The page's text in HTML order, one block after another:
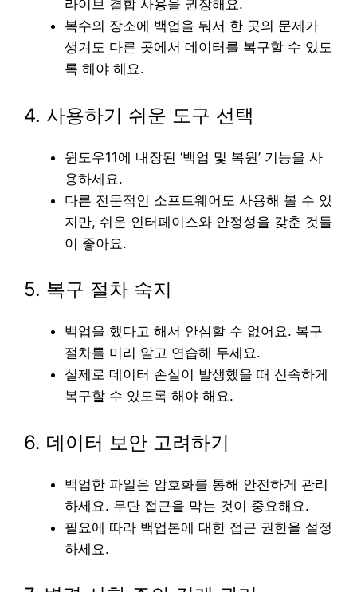
라이브 결합 사용을 권장해요.
복수의 장소에 백업을 둬서 한 곳의 문제가
생겨도 다른 곳에서 데이터를 복구할 수 있도
록 해야 해요.
4. 사용하기 쉬운 도구 선택
윈도우11에 내장된 ‘백업 및 복원’ 기능을 사
용하세요.
다른 전문적인 소프트웨어도 사용해 볼 수 있
지만, 쉬운 인터페이스와 안정성을 갖춘 것들
이 좋아요.
5. 복구 절차 숙지
백업을 했다고 해서 안심할 수 없어요. 복구
절차를 미리 알고 연습해 두세요.
실제로 데이터 손실이 발생했을 때 신속하게
복구할 수 있도록 해야 해요.
6. 데이터 보안 고려하기
백업한 파일은 암호화를 통해 안전하게 관리
하세요. 무단 접근을 막는 것이 중요해요.
필요에 따라 백업본에 대한 접근 권한을 설정
하세요.